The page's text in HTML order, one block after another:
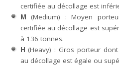
certifiée au décollage est
M (Medium) : Moyen
certifiée au décollage est
à 136 tonnes.
H (Heavy) : Gros porteur
au décollage est égale ou